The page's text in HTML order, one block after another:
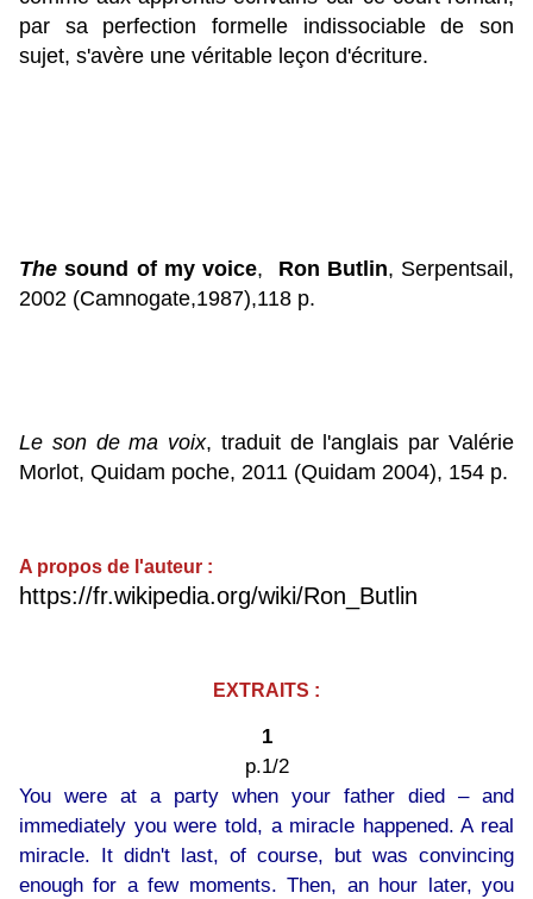
par sa perfection formelle indissociable de son
sujet, s'avère une véritable leçon d'écriture.
The sound of my voice, Ron Butlin, Serpentsail,
2002 (Camnogate,1987),118 p.
Le son de ma voix, traduit de l'anglais par Valérie
Morlot, Quidam poche, 2011 (Quidam 2004), 154 p.
A propos de l'auteur :
https://fr.wikipedia.org/wiki/Ron_Butlin
EXTRAITS :
1
p.1/2
You were at a party when your father died – and
immediately you were told, a miracle happened. A real
miracle. It didn't last, of course, but was convincing
enough for a few moments. Then, an hour later, you